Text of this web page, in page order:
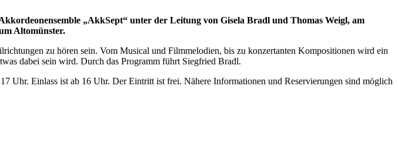
„AkkSept“ unter der Leitung von Gisela Bradl und Thomas Weigl, am
Altomünster.
zu hören sein. Vom Musical und Filmmelodien, bis zu konzertanten Kompositionen wird ein
dabei sein wird. Durch das Programm führt Siegfried Bradl.
Uhr. Einlass ist ab 16 Uhr. Der Eintritt ist frei. Nähere Informationen und Reservierungen sind möglich